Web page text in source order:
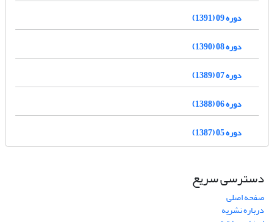
دوره 09 (1391)
دوره 08 (1390)
دوره 07 (1389)
دوره 06 (1388)
دوره 05 (1387)
دسترسی سریع
صفحه اصلی
درباره نشریه